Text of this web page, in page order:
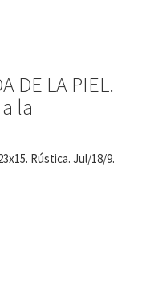
DE LA PIEL.
la
Rústica. Jul/18/9.